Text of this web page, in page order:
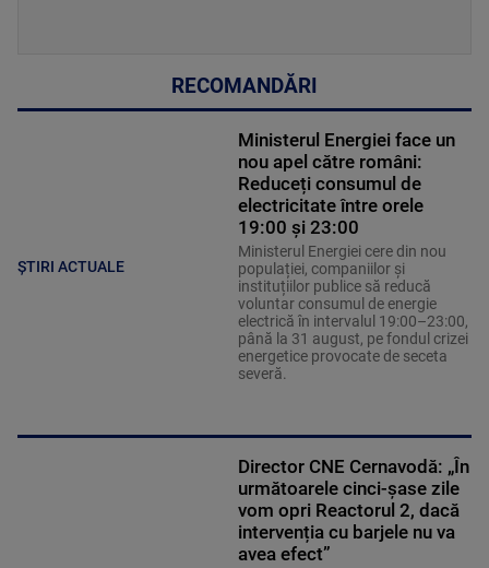
RECOMANDĂRI
ȘTIRI ACTUALE
Ministerul Energiei face un
nou apel către români:
Reduceți consumul de
electricitate între orele
19:00 și 23:00
Ministerul Energiei cere din nou
populației, companiilor și
instituțiilor publice să reducă
voluntar consumul de energie
electrică în intervalul 19:00–23:00,
până la 31 august, pe fondul crizei
energetice provocate de seceta
severă.
Director CNE Cernavodă: „În
următoarele cinci-șase zile
vom opri Reactorul 2, dacă
intervenția cu barjele nu va
avea efect”